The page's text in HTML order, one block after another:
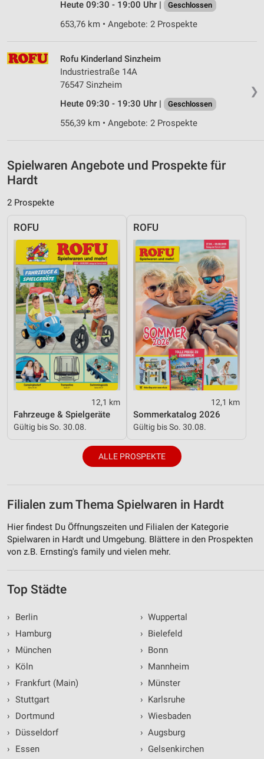
Heute 09:30 - 19:00 Uhr | Geschlossen
653,76 km • Angebote: 2 Prospekte
❯
Rofu Kinderland Sinzheim
Industriestraße 14A
76547 Sinzheim
Heute 09:30 - 19:30 Uhr |
Geschlossen
556,39 km • Angebote: 2 Prospekte
Spielwaren Angebote und Prospekte für
Hardt
2 Prospekte
ROFU
12,1 km
Fahrzeuge & Spielgeräte
Gültig bis So. 30.08.
ROFU
12,1 km
Sommerkatalog 2026
Gültig bis So. 30.08.
ALLE PROSPEKTE
Filialen zum Thema Spielwaren in Hardt
Hier findest Du Öffnungszeiten und Filialen der Kategorie
Spielwaren in Hardt und Umgebung. Blättere in den Prospekten
von z.B. Ernsting's family und vielen mehr.
Top Städte
›
Berlin
›
Hamburg
›
München
›
Köln
›
Frankfurt (Main)
› Stuttgart
›
Dortmund
›
Düsseldorf
›
Essen
› Wuppertal
› Bielefeld
› Bonn
› Mannheim
› Münster
› Karlsruhe
› Wiesbaden
› Augsburg
› Gelsenkirchen
Verwendung genauer Standortdaten
Geräte anhand von aktiv angeforderten
Nicht-IAB-Verarbeitungszwecke:
Performance